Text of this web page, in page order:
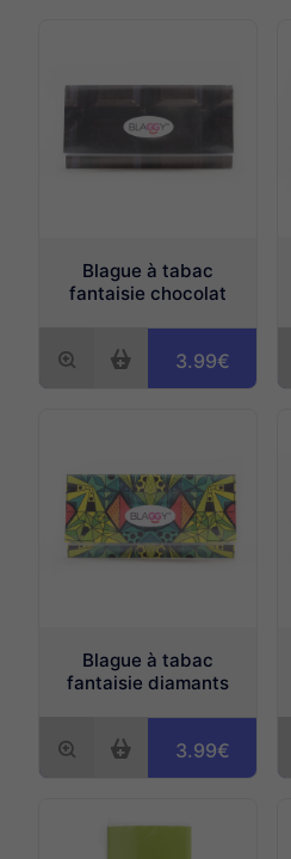
Blague à tabac
fantaisie chocolat
3.99€
Blague à tabac
fantaisie diamants
3.99€